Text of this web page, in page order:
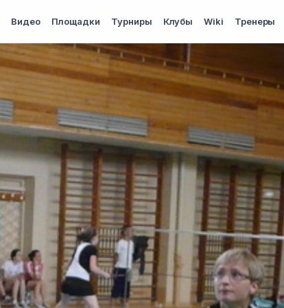
Видео Площадки Турниры Клубы Wiki Тренеры